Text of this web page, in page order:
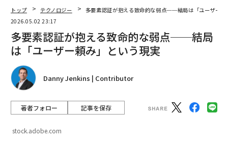
トップ テクノロジー
多要素認証が抱える致命的な弱点──結局は「ユーザー頼
2026.05.02 23:17
多要素認証が抱える致命的な弱点──結局
は「ユーザー頼み」という現実
Danny Jenkins | Contributor
著者フォロー 記事を保存
stock.adobe.com